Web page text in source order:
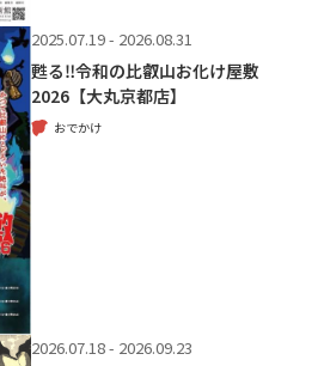
2025.07.19 - 2026.08.31
甦る‼令和の比叡山お化け屋敷
2026【大丸京都店】
おでかけ
2026.07.18 - 2026.09.23